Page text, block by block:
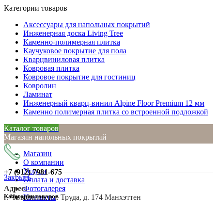
Категории товаров
Аксессуары для напольных покрытий
Инженерная доска Living Tree
Каменно-полимерная плитка
Каучуковое покрытие для пола
Кварцвиниловая плитка
Ковровая плитка
Ковровое покрытие для гостиниц
Ковролин
Ламинат
Инженерный кварц-винил Alpine Floor Premium 12 мм
Каменно полимерная плитка со встроенной подложкой
Каталог товаров
Магазин напольных покрытий
Магазин
О компании
Услуги
Оплата и доставка
Фотогалерея
Контакты
+7 (912)7981-675
Адрес:
г. Челябинск, ул. Труда, д. 174 Манхэттен
Закрыть
Категории товаров